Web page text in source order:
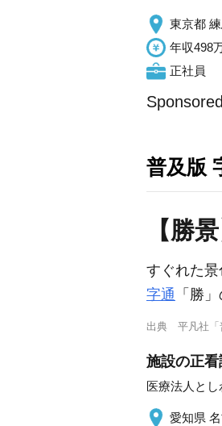
東京都
年収498
正社員
普及版
【勝
すぐれた景
字通 「勝
出典 平凡社「
施設の正看
医療法人とし
愛知県